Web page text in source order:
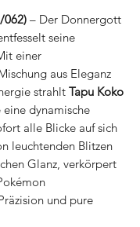
062) – Der Donnergott
seine
einer
aus Eleganz
strahlt Tapu Koko
dynamische
alle Blicke auf sich
leuchtenden Blitzen
Glanz, verkörpert
und pure